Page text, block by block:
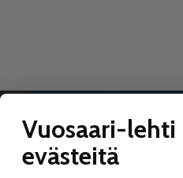
VUOSAARI-LEHTI
Vuosaari-lehti
evästeitä